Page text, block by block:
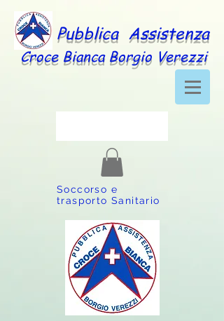
Pubblica Assistenza
Croce Bianca Borgio Verezzi
Soccorso e
trasporto Sanitario